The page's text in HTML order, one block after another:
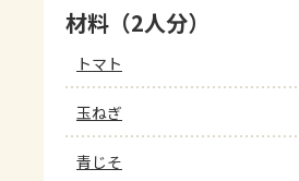
材料（2人分）
トマト
玉ねぎ
青じそ